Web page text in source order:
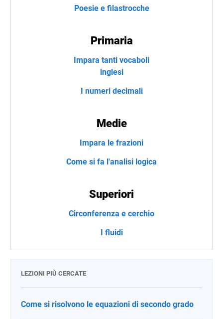
Poesie e filastrocche
Primaria
Impara tanti vocaboli
inglesi
I numeri decimali
Medie
Impara le frazioni
Come si fa l'analisi logica
Superiori
Circonferenza e cerchio
I fluidi
LEZIONI PIÙ CERCATE
Come si risolvono le equazioni di secondo grado